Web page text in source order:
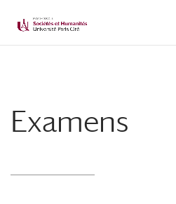
Examens